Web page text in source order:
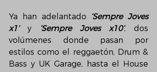
Ya han adelantado
‘Sempre Joves
x1’ y ‘Sempre Joves x10’, dos
volúmenes donde pasan por
estilos como el reggaetón, Drum &
Bass y UK Garage, hasta el House